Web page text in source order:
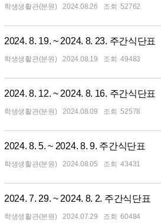
학생생활관(분원) 2024.08.26 52762
2024. 8. 19. ~ 2024. 8. 23. 주간식단표
학생생활관(분원) 2024.08.19 49483
2024. 8. 12. ~ 2024. 8. 16. 주간식단표
학생생활관(분원) 2024.08.09 52578
2024. 8. 5. ~ 2024. 8. 9. 주간식단표
학생생활관(분원) 2024.08.05 43431
2024. 7. 29. ~ 2024. 8. 2. 주간식단표
학생생활관(분원) 2024.07.29 60484